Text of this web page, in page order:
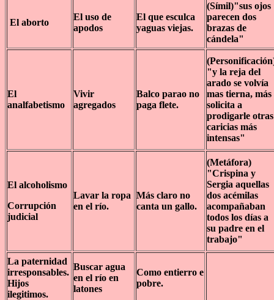
El aborto
El uso de
apodos
El que esculca
yaguas viejas.
(Símil)"sus ojos
parecen dos
brazas de
cándela"
El
analfabetismo
Vivir
agregados
Balco parao no
paga flete.
"y la reja del
arado se volvía
mas tierna, más
solicita a
prodigarle otras
caricias más
intensas"
El alcoholismo
Corrupción
judicial
Lavar la ropa
en el río.
Más claro no
canta un gallo.
(Metáfora)
"Crispina y
Sergia aquellas
dos acémilas
acompañaban
todos los días a
su padre en el
trabajo"
La paternidad
irresponsables.
Hijos
ilegitimos.
Buscar agua
en el río en
latones
Como entierro e
pobre.